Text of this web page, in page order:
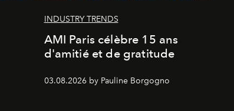
INDUSTRY TRENDS
AMI Paris célèbre 15 ans
d'amitié et de gratitude
03.08.2026 by Pauline Borgogno